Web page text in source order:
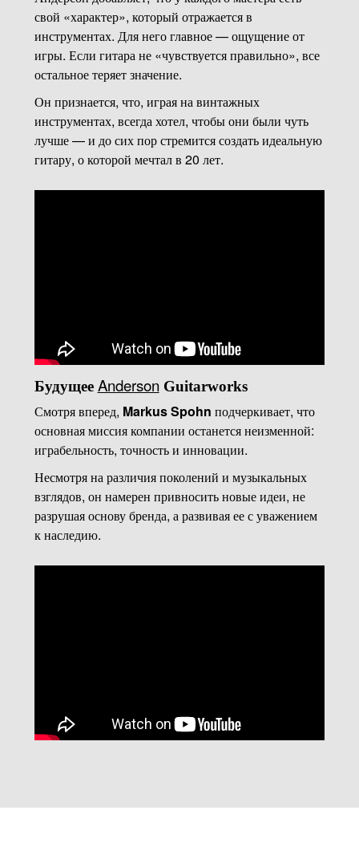
свой «характер», который отражается в
инструментах. Для него главное — ощущение от
игры. Если гитара не «чувствуется правильно», все
остальное теряет значение.
Он признается, что, играя на винтажных
инструментах, всегда хотел, чтобы они были чуть
лучше — и до сих пор стремится создать идеальную
гитару, о которой мечтал в 20 лет.
Будущее AndersonGuitarworks
Смотря вперед, Markus Spohn подчеркивает, что
основная миссия компании останется неизменной:
играбельность, точность и инновации.
Несмотря на различия поколений и музыкальных
взглядов, он намерен привносить новые идеи, не
разрушая основу бренда, а развивая ее с уважением
к наследию.